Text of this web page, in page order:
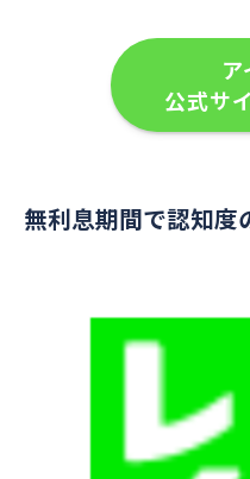
公式サ
無利息期間で認知度